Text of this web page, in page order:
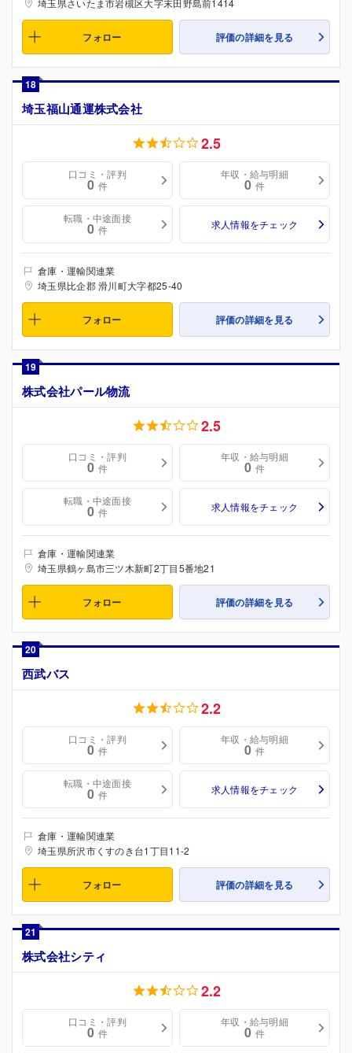
埼玉県さいたま市岩槻区大字末田野島前1414
フォロー 評価の詳細を見る
18
埼玉福山通運株式会社
2.5
口コミ・評判
0 件
年収・給与明細
0 件
転職・中途面接
0 件 求人情報をチェック
倉庫・運輸関連業
埼玉県比企郡 滑川町大字都25-40
フォロー 評価の詳細を見る
19
株式会社パール物流
2.5
口コミ・評判
0 件
年収・給与明細
0 件
転職・中途面接
0 件 求人情報をチェック
倉庫・運輸関連業
埼玉県鶴ヶ島市三ツ木新町2丁目5番地21
フォロー 評価の詳細を見る
20
西武バス
2.2
口コミ・評判
0 件
年収・給与明細
0 件
転職・中途面接
0 件 求人情報をチェック
倉庫・運輸関連業
埼玉県所沢市くすのき台1丁目11-2
フォロー 評価の詳細を見る
21
株式会社シティ
2.2
口コミ・評判
0 件
年収・給与明細
0 件